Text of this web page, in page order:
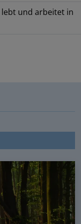
lebt und arbeitet in